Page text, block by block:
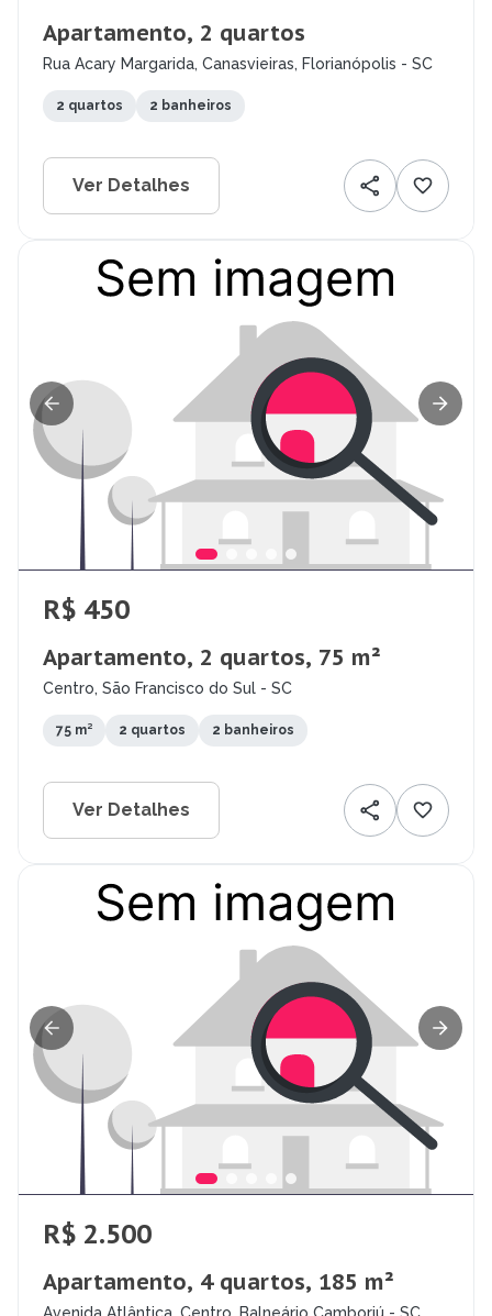
Apartamento, 2 quartos
Rua Acary Margarida, Canasvieiras, Florianópolis - SC
2 quartos 2 banheiros
Ver Detalhes
R$ 450
Apartamento, 2 quartos, 75 m²
Centro, São Francisco do Sul - SC
75 m² 2 quartos 2 banheiros
Ver Detalhes
R$ 2.500
Apartamento, 4 quartos, 185 m²